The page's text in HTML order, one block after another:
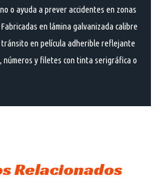
o ayuda a prever accidentes en zonas
en lámina galvanizada calibre
tránsito en película adherible reflejante
números y filetes con tinta serigráfica o
Relacionados